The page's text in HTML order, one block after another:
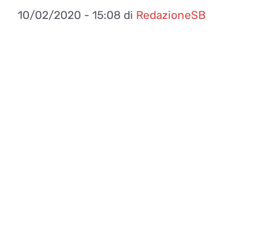
10/02/2020 - 15:08 di RedazioneSB